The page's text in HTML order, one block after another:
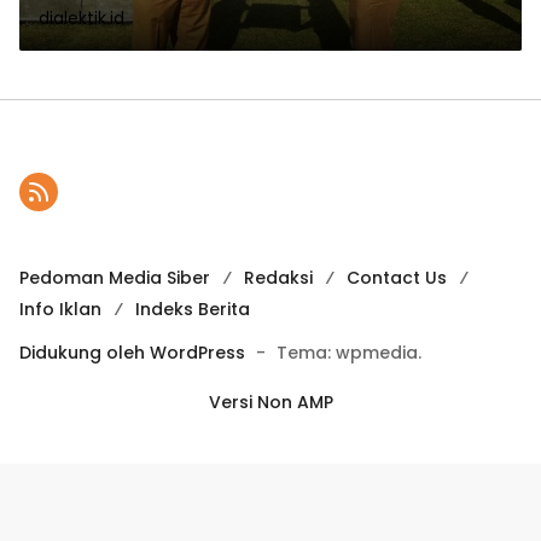
Award 2025
dialektik.id
Pedoman Media Siber Redaksi
Contact Us
Info Iklan
Indeks Berita
Didukung oleh WordPress - Tema: wpmedia.
Versi Non AMP